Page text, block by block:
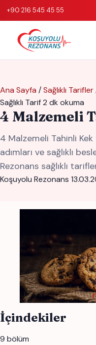
+90 216 545 45 55
Ana Sayfa /Sağlıklı Tarifler
Sağlıklı Tarif2 dk okuma
4 Malzemeli
4 Malzemeli Tahinli Kek
adımları ve sağlıklı
Rezonans sağlıklı
Koşuyolu Rezonans
İçindekiler
9 bölüm